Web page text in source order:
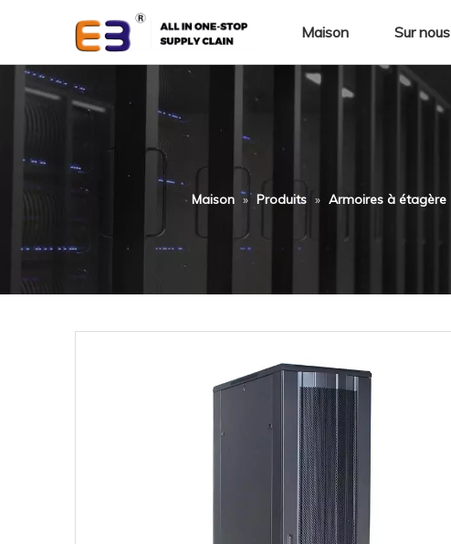
Maison Sur nous
Maison » Produits » Armoires à étagère